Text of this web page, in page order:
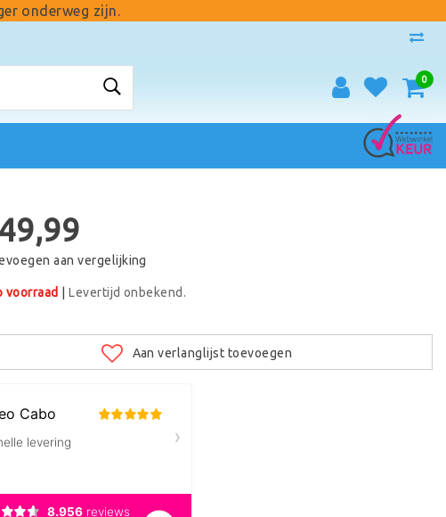
onderweg zijn.
0
aan vergelijking
voorraad |Levertijd onbekend.
Aan verlanglijst toevoegen